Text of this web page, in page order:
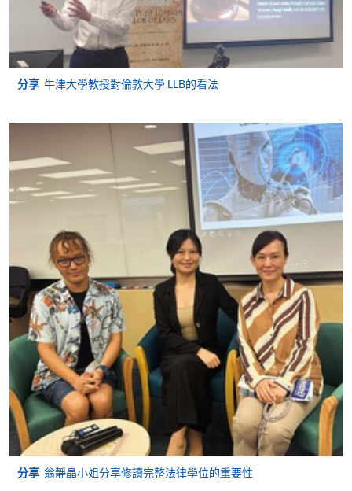
申請
報名辦法
報名及註冊倫敦大學法律學士學位課程（一
年級新申請者)
希望參加 2027 年 5-6 月法學學士學位考試的學生必須
在 2026 年 10 月 1 日之前在倫敦大學為海外學生 (煩請
致電查詢3761-1122)，然後及報名參加具體考試。 所
有倫敦大學的新註冊均由香港香港大學專業進修學院
(HKU SPACE) 處理
(https://hkuspace.hku.hk/londonu/#how-to-apply)。
倫敦大學：課程簡介及註冊申請表可向倫敦大學 (入學
分享 牛津大學教授對倫敦大學 LLB的看法
分享 翁靜晶小姐分享修讀完整法律學位的重要性